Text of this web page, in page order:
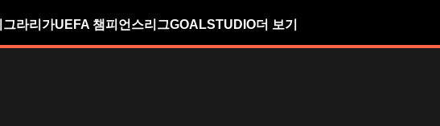
그라리가UEFA 챔피언스리그GOALSTUDIO더 보기